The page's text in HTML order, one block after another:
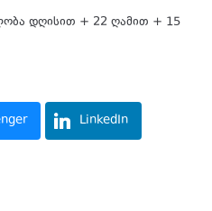
დღისით + 22 ღამით + 15
LinkedIn